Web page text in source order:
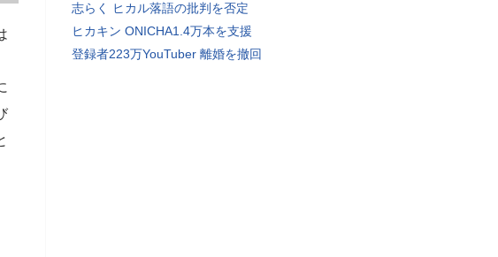
志らく ヒカル落語の批判を否定
ヒカキン ONICHA1.4万本を支援
登録者223万YouTuber 離婚を撤回